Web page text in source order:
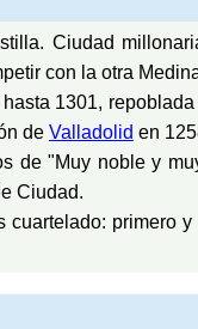
Ciudad
con la otra
1301,
de Valladolid en
"Muy noble y
Ciudad.
cuartelado: primero y